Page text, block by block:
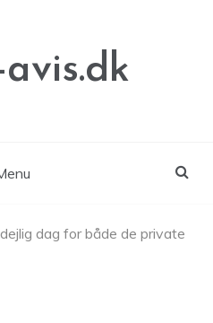
avis.dk
dag for både de private